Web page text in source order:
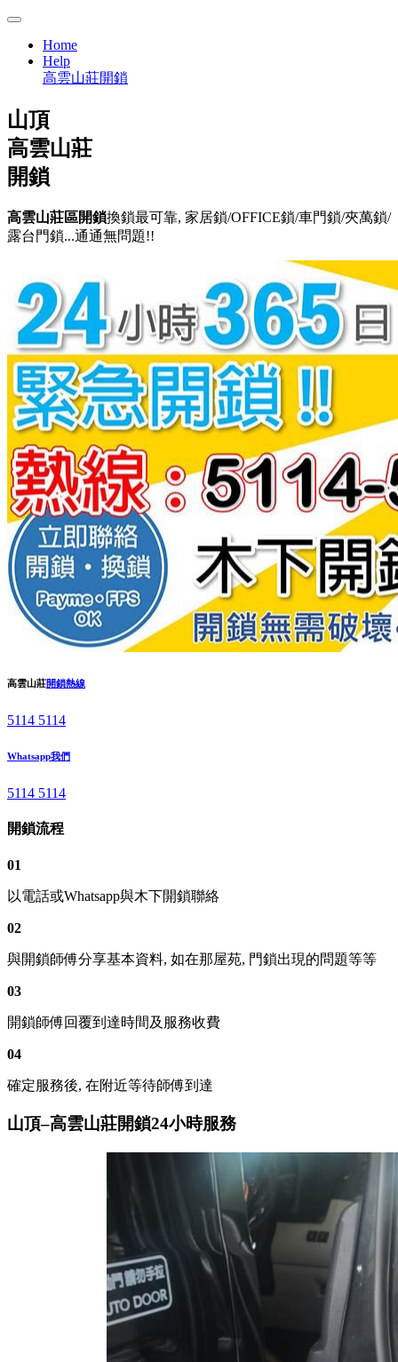
Home
Help
高雲山莊開鎖
山頂
高雲山莊
開鎖
高雲山莊區開鎖換鎖最可靠, 家居鎖/OFFICE鎖/車門鎖/夾萬鎖/
露台門鎖...通通無問題!!
高雲山莊開鎖熱線
5114 5114
Whatsapp我們
5114 5114
開鎖流程
01
以電話或Whatsapp與木下開鎖聯絡
02
與開鎖師傅分享基本資料, 如在那屋苑, 門鎖出現的問題等等
03
開鎖師傅回覆到達時間及服務收費
04
確定服務後, 在附近等待師傅到達
山頂–高雲山莊開鎖24小時服務